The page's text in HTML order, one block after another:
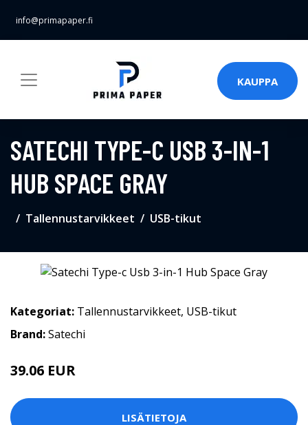
info@primapaper.fi
KAUPPA
SATECHI TYPE-C USB 3-IN-1
HUB SPACE GRAY
Tallennustarvikkeet USB-tikut
Kategoriat: Tallennustarvikkeet, USB-tikut
Brand:Satechi
39.06 EUR
LISÄTIETOJA